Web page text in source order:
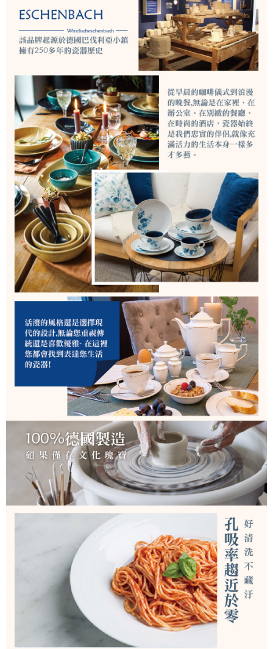
１．於結帳方式選擇「AFTEE先享後付」後，將跳轉至「AFTEE先享後付」
結帳頁面，進行簡訊認證並確認金額後，即可完成結帳。
２．訂單成立數日內，您將收到繳費通知簡訊。
３．收到繳費通知簡訊後14天內，點擊此簡訊中的連結，可透過四大超商／
ATM／網路銀行／等多元方式進行付款，方視為交易完成。
※ 請注意：結帳手續完成當下不需立刻繳費，但若您需要取消訂單，請聯絡
購買商品的店家。未經商家同意取消之訂單仍視為有效，需透過AFTEE先享
後付繳納相關費用。
※ 交易是否成功請以「AFTEE先享後付 」之結帳頁面顯示為準，若有關於
是否繳費成功／繳費後需取消欲退款等相關疑問，請聯繫「AFTEE先享後付
客戶支援中心」https://netprotections.freshdesk.com/support/home
【注意事項】
１．透過由恩沛科技股份有限公司提供之「AFTEE先享後付」服務完成之交
易，需依本服務之必要範圍內提供個人資料，並將交易相關給付款項請求債
權轉讓予恩沛科技股份有限公司。
２．關於個人資料處理事宜，請瀏覽以下網址：
https://aftee.tw/terms/#terms3
３．未成年的使用者請事先徵得法定代理人或監護人之同意方可使用
「AFTEE先享後付」，若未經同意申辦者引起之損失，本公司不負相關責
任。
４．使用「AFTEE先享後付」時，將依據個別帳號之用戶狀況，依本公司即
時審查核予不同之上限額度；若仍有額度不足之情形，本公司將視審查結果
請求用戶進行身份認證。
５．嚴禁一人註冊多個帳號或使用他人資訊註冊。若發現惡意使用之情形，
恩沛科技股份有限公司將有權停止該用戶之使用額度並採取法律行動。
離島配送
每筆NT$250